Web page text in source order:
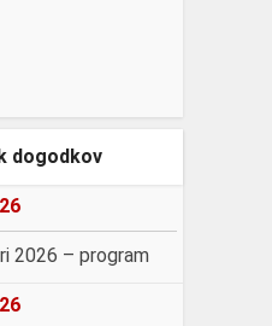
dogodkov
2026 – program